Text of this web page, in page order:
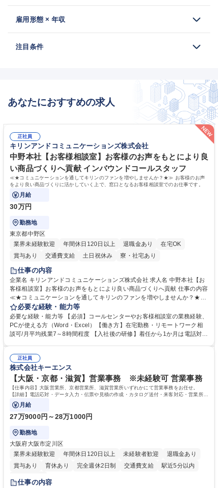
雇用形態 × 年収
注目条件
あなたにおすすめの求人
正社員
キリンアンドコミュニケーションズ株式会社
中野本社【お客様相談室】お客様のお声をもとにより良
い商品づくりへ貢献 インバウンドコールスタッフ
≪★コミュニケーションを通してキリンのファンを増やしませんか？★≫ お客様のお声
をより良い商品づくりに活かしていく上で、窓口となるお客様相談室でのお仕事です。
月給
30万円
勤務地
東京都中野区
業界未経験歓迎
年間休日120日以上 退職金あり
在宅OK
賞与あり
交通費支給 土日祝休み 寮・社宅あり
仕事の内容
企業名 キリンアンドコミュニケーションズ株式会社 求人名 中野本社【お
客様相談室】お客様のお声をもとにより良い商品づくりへ貢献 仕事の内容
≪★コミュニケーションを通してキリンのファンを増やしませんか？★≫
お客様のお声をより良い商品づくりに活かしていく上で、窓口となるお客
様相談室でのお仕事です。 日々お客様からいただくキリングループへのご
意見を、企業活動に活かしています。お客様からの声に迅速かつ誠意をも
って対応、情報提供するとともにグループ内活動に反映しています。 【具
平均100件前後■メール・手紙：同上40件前後 募集職種 中野本社【お客様
相談室】お客様のお声をもとにより良い商品づくりへ貢献
必要な経験・能力等
必要な経験・能力等 【必須】コールセンターやお客様相談室の業務経験、
PCが使える方（Word・Excel）【働き方】在宅勤務・リモートワーク相
談可/月平均残業7～8時間程度 【入社後の研修】着任から1か月は電話対応
すのでご安心ください。 【当社について】キリングループの広報機能を担
う会社として、お客様との出会いを大切にし、磨き上げたホスピタリティ
を込めてコミュニケーションをとりながら広報関連業務を行っておりま
す。 学歴・資格 学歴：大学院 大学 高専 短大 専修学校 高校 語学力： 資
格：
正社員
株式会社キーエンス
【大阪・京都・滋賀】営業事務 ※未経験可 営業事務
【仕事内容】大阪営業所、京都営業所、滋賀営業所いずれかにて営業事務をお任せ。
【詳細】電話応対・データ入力・伝票や見積の作成・カタログ送付・来客対応・営業所内
で発生する事務業務や業務改善をお任せ。
月給
27万9000円～28万1000円
勤務地
大阪府大阪市淀川区
業界未経験歓迎
年間休日120日以上 未経験者歓迎
退職金あり
賞与あり
育休あり 完全週休2日制 交通費支給
駅近5分以内
土日祝休み
仕事の内容